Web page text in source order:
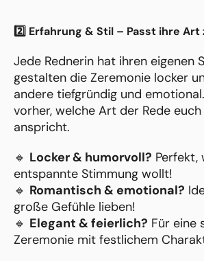
2️⃣ Erfahrung & Stil – Passt ihre Art
Jede Rednerin hat ihren eigenen
gestalten die Zeremonie locker
andere tiefgründig und
vorher, welche Art der Rede
anspricht.
🔹 Locker & humorvoll? Perfekt,
entspannte Stimmung wollt!
🔹 Romantisch & emotional?
große Gefühle lieben!
🔹 Elegant & feierlich? Für eine
Zeremonie mit festlichem